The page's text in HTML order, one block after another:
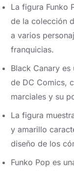
La figura Funko
de la colección
a varios
franquicias.
Black Canary
de DC Comics,
marciales y su
La figura
y amarillo
diseño de los
Funko Pop es